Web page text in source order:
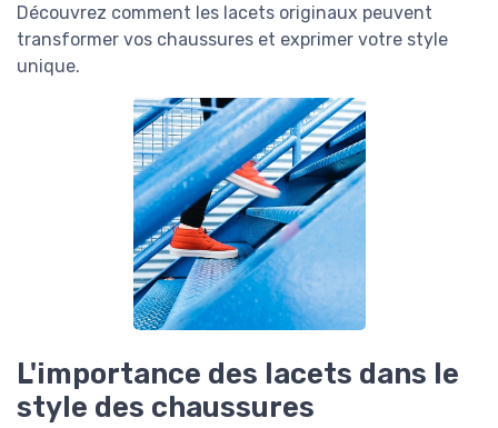
Découvrez comment les lacets originaux peuvent
transformer vos chaussures et exprimer votre style
unique.
L'importance des lacets dans le
style des chaussures